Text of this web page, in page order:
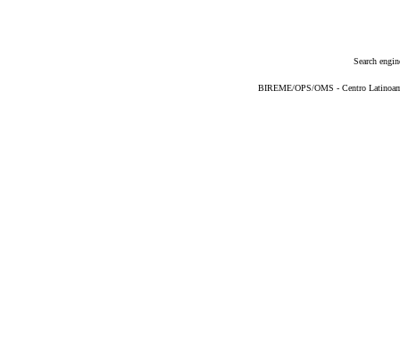
Search
BIREME/OPS/OMS - Centro